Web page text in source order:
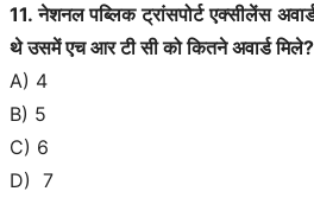
11. नेशनल पब्लिक ट्रांसपोर्ट एक्सीलेंस
थे उसमें एच आर टी सी को कितने अवार्ड मिले?
A) 4
B) 5
C) 6
D) 7